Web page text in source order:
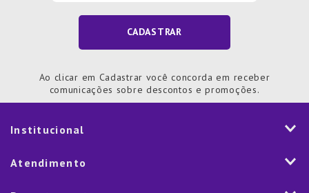
CADASTRAR
Ao clicar em Cadastrar você concorda em receber
comunicações sobre descontos e promoções.
Institucional
História
Atendimento